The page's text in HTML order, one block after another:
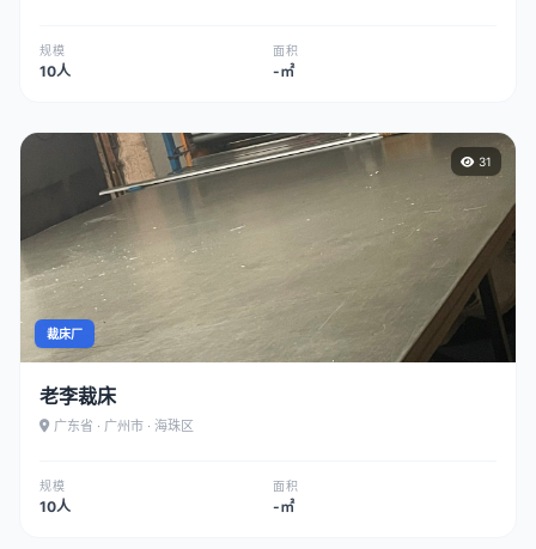
规模
10人
面积
-㎡
31
裁床厂
老李裁床
广东省 · 广州市 · 海珠区
规模
10人
面积
-㎡